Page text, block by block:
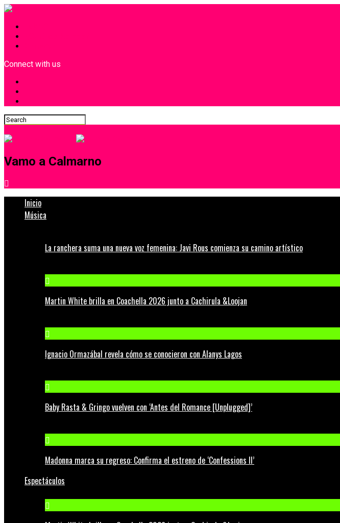
Connect with us
Vamo a Calmarno
Inicio
Música
La ranchera suma una nueva voz femenina: Javi Rous comienza su camino artístico
Martin White brilla en Coachella 2026 junto a Cachirula &Loojan
Ignacio Ormazábal revela cómo se conocieron con Alanys Lagos
Baby Rasta & Gringo vuelven con ‘Antes del Romance [Unplugged]’
Madonna marca su regreso: Confirma el estreno de ‘Confessions II’
Espectáculos